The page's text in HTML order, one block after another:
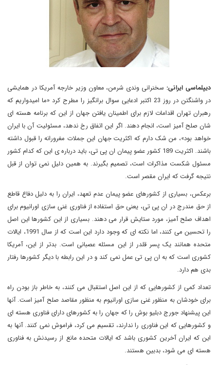
دیپلماسی ایرانی: سخنرانی وندی شرمن، معاون وزیر خارجه آمریکا در همایشی
در واشنگتن در روز 23 اکتبر ادعایی سوال برانگیز را مطرح کرد «ما امیدواریم که
رهبران تهران اقدامات لازم برای اطمینان یافتن جهان از این که برنامه هسته ای
شان صلح آمیز است، انجام دهند. اگر این اتفاق رخ ندهد، مسئولیت آن با ایران
خواهد بود»، من شک دارم که اکثریت جهان این جملات مغرورانه را قبول داشته
باشند. اکثریت 189 کشور عضو پیمان ان پی تی، باید درباره ی این که کدام کشور
مسئول شکست مذاکرات است، تصمیم بگیرند. به همین دلیل نمی توان از قبل
نتیجه گرفت که ایران مقصر است.
برعکس، بسیاری از کشورهای عضو پیمان عدم تعهد، ایران را به دلیل دفاع قاطع
از حق مندرج در ان پی تی، یعنی حق استفاده از فناوری غنی سازی اورانیوم برای
اهداف صلح آمیز، مورد ستایش قرار می دهند. بسیاری از این کشورها این اصل
را تحسین می کنند، اما نکته ای که وجود دارد این است که از سال 1991، ایالات
متحده همانند یک پسر قلدر از این مسئله عصبانی است. بدتر از این، آمریکا
کشوری است که به ان پی تی عمل نمی کند و در این رابطه با دیگر کشورها رفتار
بدی هم دارد.
تعداد کمی از کشورهایی که از این اصل استقبال می کنند، به خاطر باز بودن راه
برای خودشان به منظور غنی سازی اورانیوم به منظور مقاصد صلح آمیز است. آنها
این پیشنهاد جورج دبلیو بوش را که جهان را به کشورهای دارای فناوری هسته ای
و کشورهایی که این فناوری را ندارند، تقسیم می کرد، فراموش نمی کنند. آنها به
این که ایران آخرین کشوری باشد که ایالات متحده مانع از رسیدنش به فناوری
هسته ای می شود، بدبین هستند.